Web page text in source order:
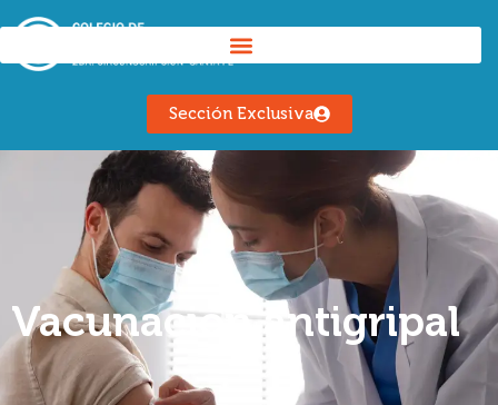
Sección Exclusiva
Vacunación antigripal